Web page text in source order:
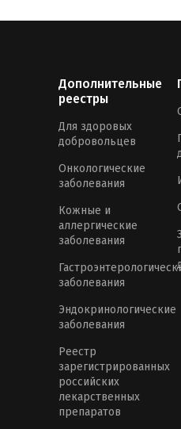
Дополнительные
реестры
Для здоровых
добровольцев
Онкологические
заболевания
Кожные и
аллергические
заболевания
заболевания
Эндокринологические
заболевания
Реестр
зарегистрированных
российских
лекарственных
препаратов